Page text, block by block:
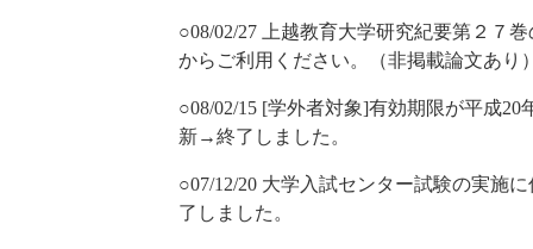
○08/02/27 上越教育大学研究紀要第２７
からご利用ください。（非掲載論文あり
○08/02/15 [学外者対象]有効期限が平成
新→終了しました。
○07/12/20 大学入試センター試験の実施
了しました。